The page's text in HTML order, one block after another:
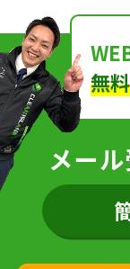
無
メー